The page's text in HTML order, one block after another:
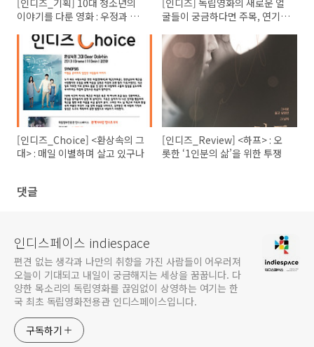
[인디즈_기획] 10대 청소년의
이야기를 다룬 영화 : 우정과 사
[인디즈] 독립영화의 새로운 얼
굴들이 궁금하다면 주목, 연기학
처럼> 인디토크(GV) 기록
[인디즈_Choice] <환상속의 그
대> : 매일 이별하며 살고 있구나
[인디즈_Review] <하프> : 오
롯한 ‘1인분의 삶’을 위한 투쟁
댓글
인디스페이스 indiespace
편견 없는 생각과 나만의 취향을 가진 사람들이 어우러져
오늘이 기대되고 내일이 궁금해지는 세상을 꿈꿉니다. 다
양한 목소리의 독립영화를 끊임없이 상영하는 여기는 한
국 최초 독립영화전용관 인디스페이스입니다.
구독하기